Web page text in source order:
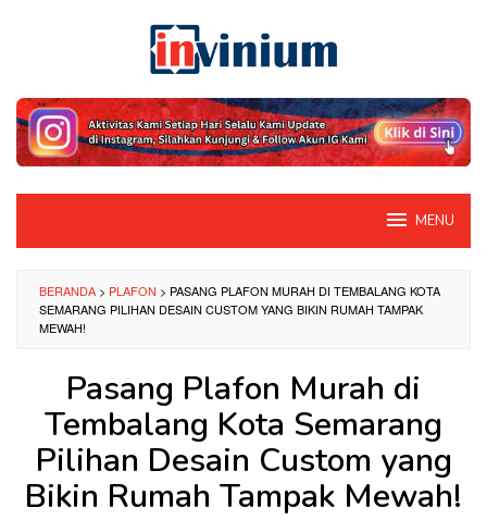
MENU
BERANDA > PLAFON > PASANG PLAFON MURAH DI TEMBALANG KOTA
SEMARANG PILIHAN DESAIN CUSTOM YANG BIKIN RUMAH TAMPAK
MEWAH!
Pasang Plafon Murah di
Tembalang Kota Semarang
Pilihan Desain Custom yang
Bikin Rumah Tampak Mewah!